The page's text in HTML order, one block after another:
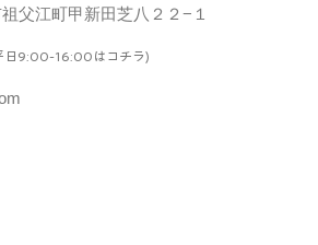
父江町甲新田芝八２２−１
日9:00-16:00はコチラ)